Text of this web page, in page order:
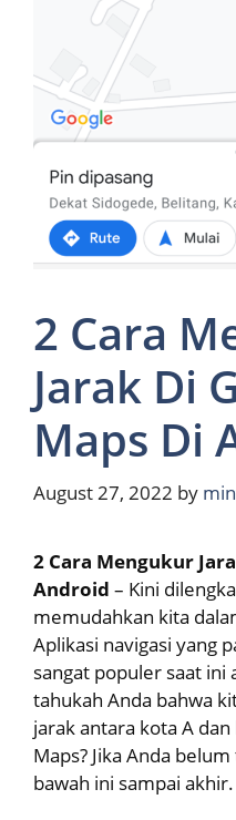
2 Cara
Jarak Di
Maps Di
August 27, 2022 by
2 Cara Mengukur
Android – Kini
memudahkan kita
Aplikasi navigasi yang
sangat populer saat ini
tahukah Anda bahwa
jarak antara kota A
Maps? Jika Anda
bawah ini sampai akhir.